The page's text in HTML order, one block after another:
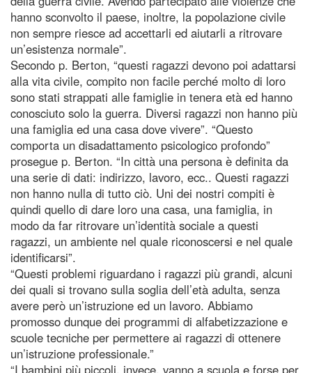
hanno sconvolto il paese, inoltre, la popolazione civile
non sempre riesce ad accettarli ed aiutarli a ritrovare
un’esistenza normale”.
Secondo p. Berton, “questi ragazzi devono poi adattarsi
alla vita civile, compito non facile perché molto di loro
sono stati strappati alle famiglie in tenera età ed hanno
conosciuto solo la guerra. Diversi ragazzi non hanno più
una famiglia ed una casa dove vivere”. “Questo
comporta un disadattamento psicologico profondo”
prosegue p. Berton. “In città una persona è definita da
una serie di dati: indirizzo, lavoro, ecc.. Questi ragazzi
non hanno nulla di tutto ciò. Uni dei nostri compiti è
quindi quello di dare loro una casa, una famiglia, in
modo da far ritrovare un’identità sociale a questi
ragazzi, un ambiente nel quale riconoscersi e nel quale
identificarsi”.
“Questi problemi riguardano i ragazzi più grandi, alcuni
dei quali si trovano sulla soglia dell’età adulta, senza
avere però un’istruzione ed un lavoro. Abbiamo
promosso dunque dei programmi di alfabetizzazione e
scuole tecniche per permettere ai ragazzi di ottenere
un’istruzione professionale.”
“I bambini più piccoli, invece, vanno a scuola e forse per